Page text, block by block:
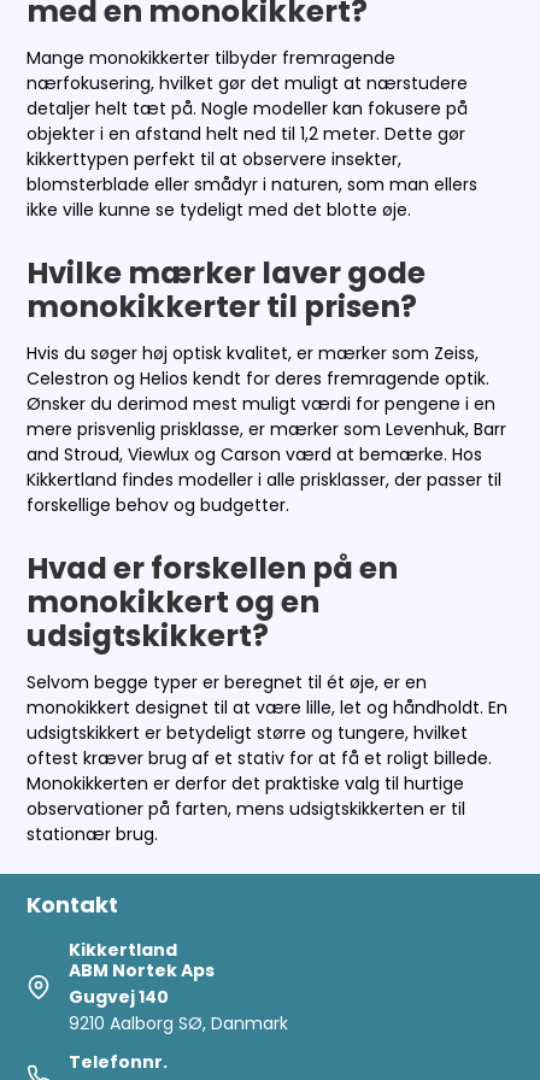
med en monokikkert?
Mange monokikkerter tilbyder fremragende
nærfokusering, hvilket gør det muligt at nærstudere
detaljer helt tæt på. Nogle modeller kan fokusere på
objekter i en afstand helt ned til 1,2 meter. Dette gør
kikkerttypen perfekt til at observere insekter,
blomsterblade eller smådyr i naturen, som man ellers
ikke ville kunne se tydeligt med det blotte øje.
Hvilke mærker laver gode
monokikkerter til prisen?
Hvis du søger høj optisk kvalitet, er mærker som Zeiss,
Celestron og Helios kendt for deres fremragende optik.
Ønsker du derimod mest muligt værdi for pengene i en
mere prisvenlig prisklasse, er mærker som Levenhuk, Barr
and Stroud, Viewlux og Carson værd at bemærke. Hos
Kikkertland findes modeller i alle prisklasser, der passer til
forskellige behov og budgetter.
Hvad er forskellen på en
monokikkert og en
udsigtskikkert?
Selvom begge typer er beregnet til ét øje, er en
monokikkert designet til at være lille, let og håndholdt. En
udsigtskikkert er betydeligt større og tungere, hvilket
oftest kræver brug af et stativ for at få et roligt billede.
Monokikkerten er derfor det praktiske valg til hurtige
observationer på farten, mens udsigtskikkerten er til
stationær brug.
Kontakt
Kikkertland
ABM Nortek Aps
Gugvej 140
9210 Aalborg SØ, Danmark
Telefonnr.